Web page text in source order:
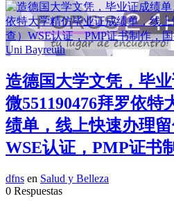
造德国大学文凭，毕
微551190476拜罗依特
绩单，线上快速办理留
WSE认证，PMP证书
dfns en Salud y Belleza
0 Respuestas